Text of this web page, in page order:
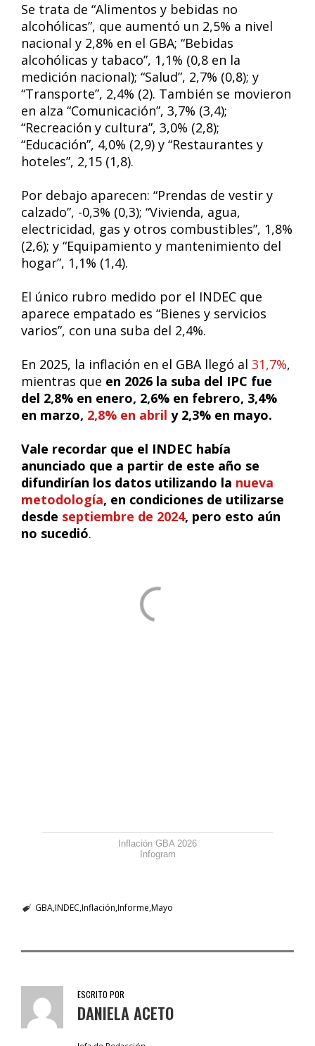
Se trata de “Alimentos y bebidas no
alcohólicas”, que aumentó un 2,5% a nivel
nacional y 2,8% en el GBA; “Bebidas
alcohólicas y tabaco”, 1,1% (0,8 en la
medición nacional); “Salud”, 2,7% (0,8); y
“Transporte”, 2,4% (2). También se movieron
en alza “Comunicación”, 3,7% (3,4);
“Recreación y cultura”, 3,0% (2,8);
“Educación”, 4,0% (2,9) y “Restaurantes y
hoteles”, 2,15 (1,8).
Por debajo aparecen: “Prendas de vestir y
calzado”, -0,3% (0,3); “Vivienda, agua,
electricidad, gas y otros combustibles”, 1,8%
(2,6); y “Equipamiento y mantenimiento del
hogar”, 1,1% (1,4).
El único rubro medido por el INDEC que
aparece empatado es “Bienes y servicios
varios”, con una suba del 2,4%.
En 2025, la inflación en el GBA llegó al 31,7%,
mientras que en 2026 la suba del IPC fue
del 2,8% en enero, 2,6% en febrero, 3,4%
en marzo, 2,8% en abril y 2,3% en mayo.
Vale recordar que el INDEC había
anunciado que a partir de este año se
difundirían los datos utilizando la nueva
metodología, en condiciones de utilizarse
desde septiembre de 2024, pero esto aún
no sucedió.
Inflación GBA 2026
Infogram
GBAINDEC Inflación Informe Mayo
ESCRITO POR
DANIELA ACETO